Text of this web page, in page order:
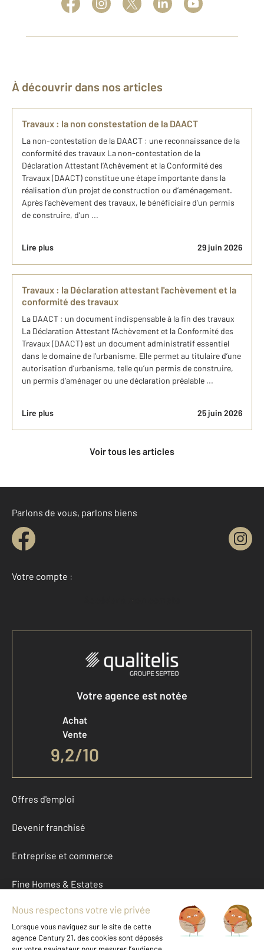
À découvrir dans nos articles
Travaux : la non constestation de la DAACT
La non-contestation de la DAACT : une reconnaissance de la
conformité des travaux La non-contestation de la
Déclaration Attestant l’Achèvement et la Conformité des
Travaux (DAACT) constitue une étape importante dans la
réalisation d’un projet de construction ou d’aménagement.
Après l’achèvement des travaux, le bénéficiaire d’un permis
de construire, d’un ...
Lire plus 29 juin 2026
Travaux : la Déclaration attestant l'achèvement et la
conformité des travaux
La DAACT : un document indispensable à la fin des travaux
La Déclaration Attestant l’Achèvement et la Conformité des
Travaux (DAACT) est un document administratif essentiel
dans le domaine de l’urbanisme. Elle permet au titulaire d’une
autorisation d’urbanisme, telle qu’un permis de construire,
un permis d’aménager ou une déclaration préalable ...
Lire plus 25 juin 2026
Voir tous les articles
Parlons de vous, parlons biens
Votre compte :
Accéder à mon compte
Votre agence est notée
Achat
Vente
9,2/10
Offres d'emploi
Devenir franchisé
Entreprise et commerce
Fine Homes & Estates
À propos
International